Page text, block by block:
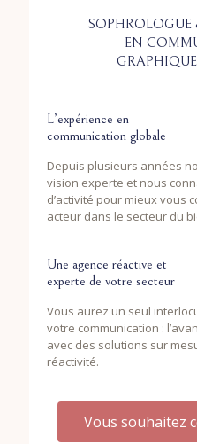
EN
L’expérience en
communication globale
Depuis plusieurs années
vision experte et nous
d’activité pour mieux vous
acteur dans le secteur du
Une agence réactive et
experte de votre secteur
Vous aurez un seul
votre communication :
avec des solutions sur
réactivité.
Vous souhaitez